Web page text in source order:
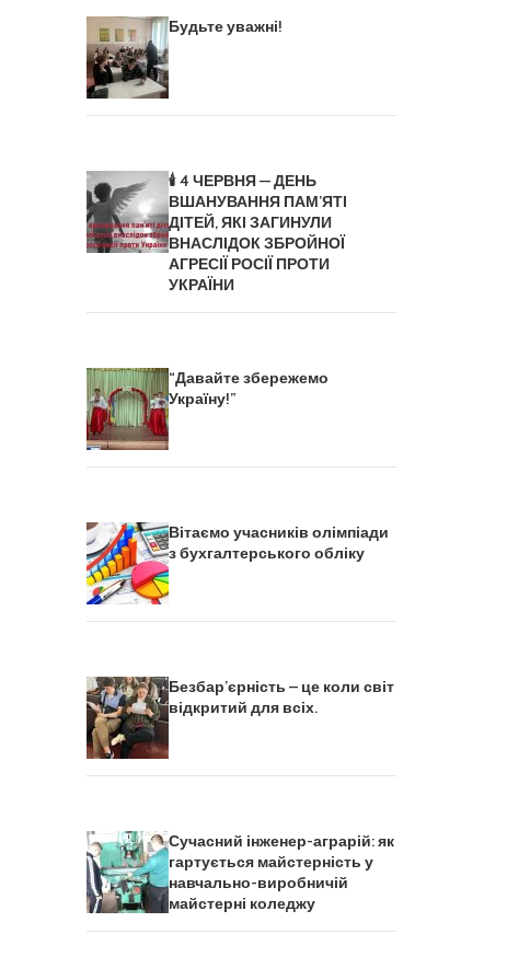
Будьте уважні!
🕯️ 4 ЧЕРВНЯ — ДЕНЬ
ВШАНУВАННЯ ПАМ’ЯТІ
ДІТЕЙ, ЯКІ ЗАГИНУЛИ
ВНАСЛІДОК ЗБРОЙНОЇ
АГРЕСІЇ РОСІЇ ПРОТИ
УКРАЇНИ
“Давайте збережемо
Україну!”
Вітаємо учасників олімпіади
з бухгалтерського обліку
Безбар’єрність – це коли світ
відкритий для всіх.
Сучасний інженер-аграрій: як
гартується майстерність у
навчально-виробничій
майстерні коледжу